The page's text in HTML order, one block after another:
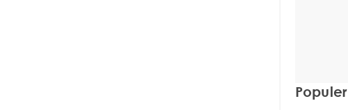
Populer